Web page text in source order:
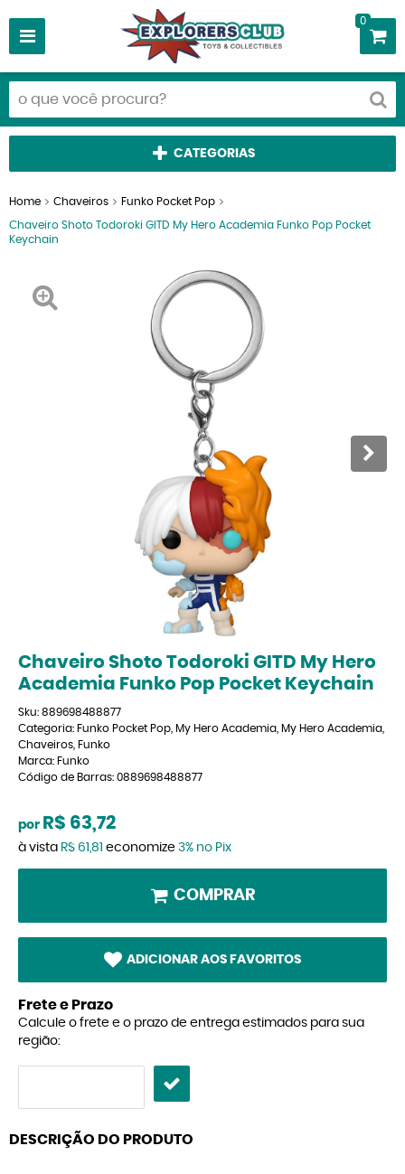
0
CATEGORIAS
Home Chaveiros Funko Pocket Pop
Chaveiro Shoto Todoroki GITD My Hero Academia Funko Pop Pocket
Keychain
Chaveiro Shoto Todoroki GITD My Hero
Academia Funko Pop Pocket Keychain
Sku: 889698488877
Categoria: Funko Pocket Pop My Hero Academia My Hero Academia
Chaveiros Funko
Marca: Funko
Código de Barras: 0889698488877
por R$ 63,72
à vista R$ 61,81 economize 3% no Pix
COMPRAR
ADICIONAR AOS FAVORITOS
Frete e Prazo
Calcule o frete e o prazo de entrega estimados para sua
região:
DESCRIÇÃO DO PRODUTO